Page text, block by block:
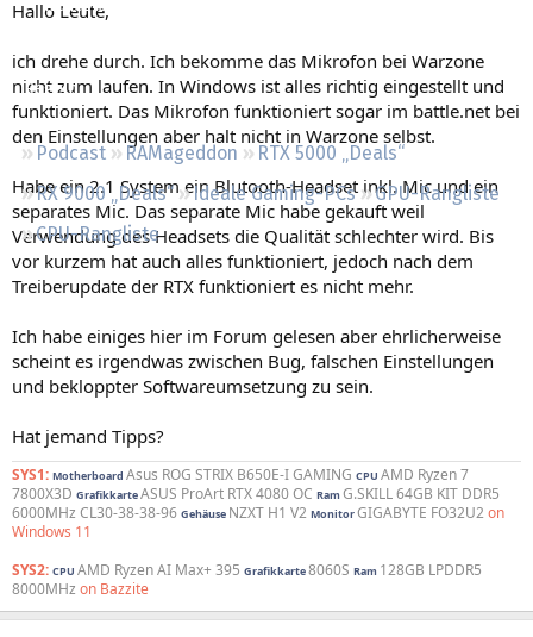
Neueste Aktivitäten
Regeln
Podcast RAMageddon
RTX 5000 „Deals“
RX 9000 „Deals“
Ideale Gaming-PCs
GPU-Rangliste
CPU-Rangliste
r
Hallo Leute,
ich drehe durch. Ich bekomme das Mikrofon bei Warzone
nicht zum laufen. In Windows ist alles richtig eingestellt und
funktioniert. Das Mikrofon funktioniert sogar im battle.net bei
den Einstellungen aber halt nicht in Warzone selbst.
Habe ein 2.1 System ein Blutooth-Headset inkl. Mic und ein
separates Mic. Das separate Mic habe gekauft weil
Verwendung des Headsets die Qualität schlechter wird. Bis
vor kurzem hat auch alles funktioniert, jedoch nach dem
Treiberupdate der RTX funktioniert es nicht mehr.
Ich habe einiges hier im Forum gelesen aber ehrlicherweise
scheint es irgendwas zwischen Bug, falschen Einstellungen
und bekloppter Softwareumsetzung zu sein.
Hat jemand Tipps?
SYS1: Motherboard Asus ROG STRIX B650E-I GAMING CPU AMD Ryzen 7
7800X3D GrafikkarteASUS ProArt RTX 4080 OC RamG.SKILL 64GB KIT DDR5
6000MHz CL30-38-38-96 Gehäuse NZXT H1 V2 MonitorGIGABYTE FO32U2on
Windows 11
SYS2: CPU AMD Ryzen AI Max+ 395 Grafikkarte8060S Ram 128GB LPDDR5
8000MHz on Bazzite